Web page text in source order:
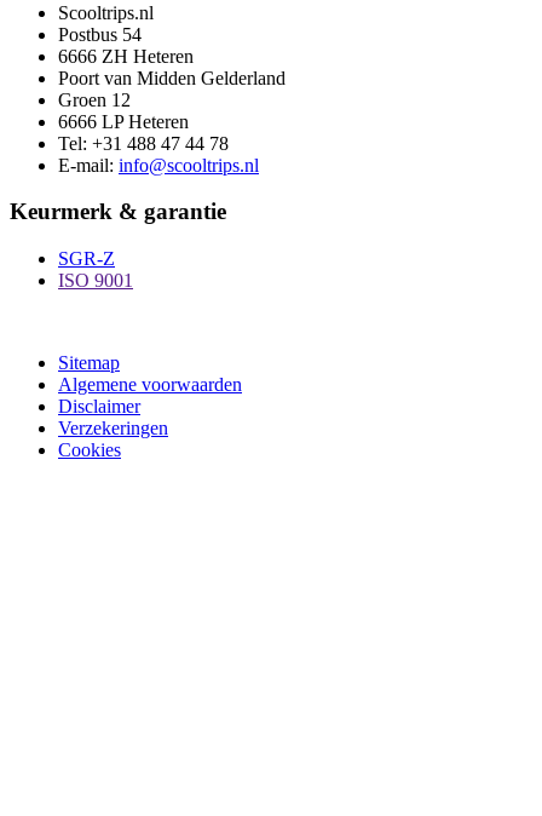
Scooltrips.nl
Postbus 54
6666 ZH Heteren
Poort van Midden Gelderland
Groen 12
6666 LP Heteren
Tel: +31 488 47 44 78
E-mail: info@scooltrips.nl
Keurmerk & garantie
SGR-Z
ISO 9001
Sitemap
Algemene voorwaarden
Disclaimer
Verzekeringen
Cookies